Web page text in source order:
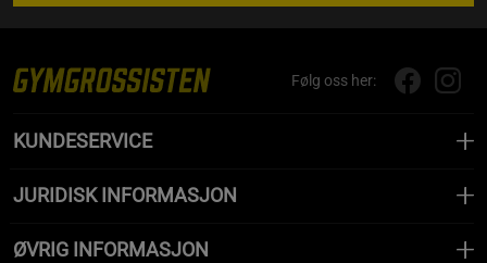
Følg oss her:
KUNDESERVICE
JURIDISK INFORMASJON
ØVRIG INFORMASJON